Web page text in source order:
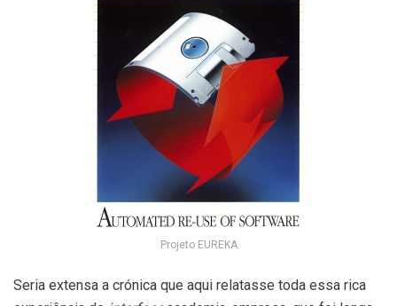
Projeto EUREKA
Seria extensa a crónica que aqui relatasse toda essa rica